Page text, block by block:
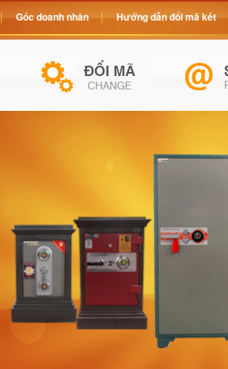
Góc doanh nhân Hướng dẫn đổi mã két